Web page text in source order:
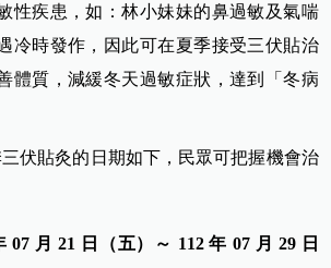
性疾患，如：林小妹妹的鼻過敏及氣喘
冷時發作，因此可在夏季接受三伏貼治
體質，減緩冬天過敏症狀，達到「冬病
伏貼灸的日期如下，民眾可把握機會治
07 月 21 日（五）～ 112 年 07 月 29 日